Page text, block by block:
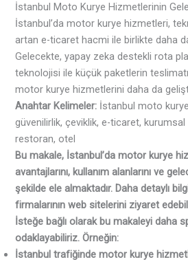
İstanbul Moto Kurye Hizmetlerinin
İstanbul’da motor kurye hizmetleri,
artan e-ticaret hacmi ile birlikte daha
Gelecekte, yapay zeka destekli rota
teknolojisi ile küçük paketlerin
motor kurye hizmetlerini daha da
Anahtar Kelimeler: İstanbul moto
güvenilirlik, çeviklik, e-ticaret, kurumsal
restoran, otel
Bu makale, İstanbul’da motor kurye
avantajlarını, kullanım alanlarını ve
şekilde ele almaktadır. Daha detaylı
firmalarının web sitelerini ziyaret
İsteğe bağlı olarak bu makaleyi daha
odaklayabiliriz. Örneğin:
İstanbul trafiğinde motor kurye